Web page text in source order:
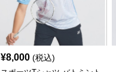
¥8,000 (税込)